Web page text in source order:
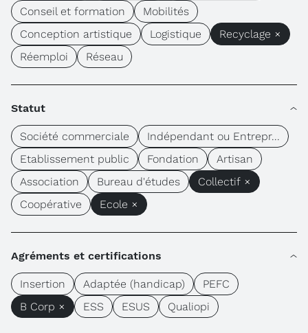
Conseil et formation
Mobilités
Conception artistique
Logistique
Recyclage ×
Réemploi
Réseau
Statut
Société commerciale
Indépendant ou Entrepr...
Etablissement public
Fondation
Artisan
Association
Bureau d'études
Collectif ×
Coopérative
Ecole ×
Agréments et certifications
Insertion Adaptée (handicap)
PEFC
B Corp ×
ESS ESUS Qualiopi